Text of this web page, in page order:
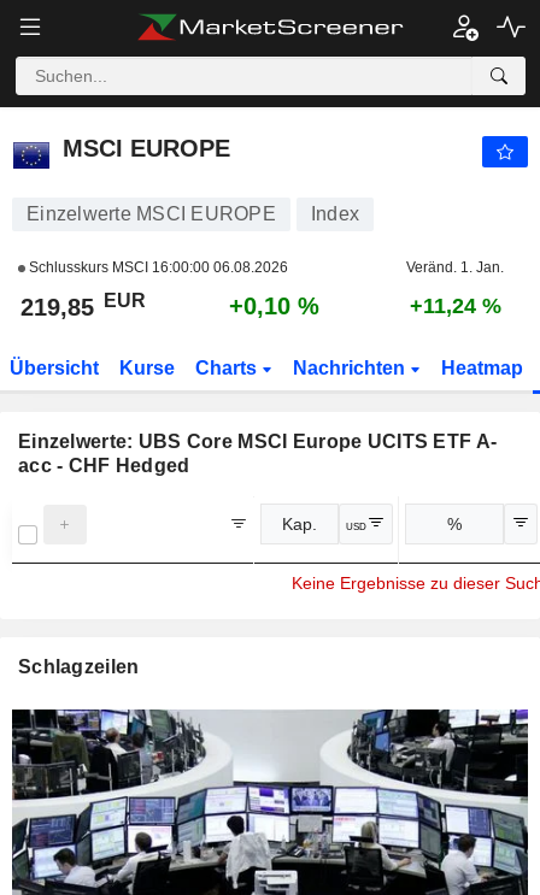
MSCI EUROPE
MSCI EUROPE
Einzelwerte MSCI EUROPE Index
Schlusskurs MSCI 16:00:00 06.08.2026 Veränd. 1. Jan.
219,85 EUR +0,10 % +11,24 %
Übersicht Kurse Charts Nachrichten Heatmap
Einzelwerte: UBS Core MSCI Europe UCITS ETF A-
acc - CHF Hedged
Kap. USD %
Keine Ergebnisse zu dieser
Schlagzeilen